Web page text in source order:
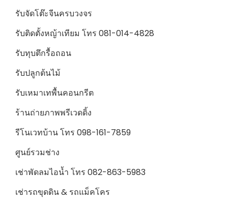
รับจัดโต๊ะจีนครบวงจร
รับติดตั้งหญ้าเทียม โทร 081-014-4828
รับทุบตึกรื้อถอน
รับปลูกต้นไม้
รับเหมาเทพื้นคอนกรีต
ร้านถ่ายภาพพรีเวดดิ้ง
รีโนเวทบ้าน โทร 098-161-7859
ศูนย์รวมช่าง
เช่าพัดลมไอน้ำ โทร 082-863-5983
เช่ารถขุดดิน & รถแม็คโคร